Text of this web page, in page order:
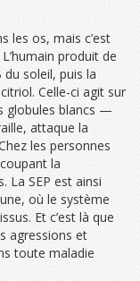
les os, mais c’est
produit de
soleil, puis la
Celle-ci agit sur
globules blancs —
attaque la
les personnes
la
La SEP est ainsi
où le système
Et c’est là que
agressions et
toute maladie